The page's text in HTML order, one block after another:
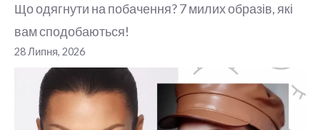
Що одягнути на побачення? 7 милих образів, які
вам сподобаються!
28 Липня, 2026